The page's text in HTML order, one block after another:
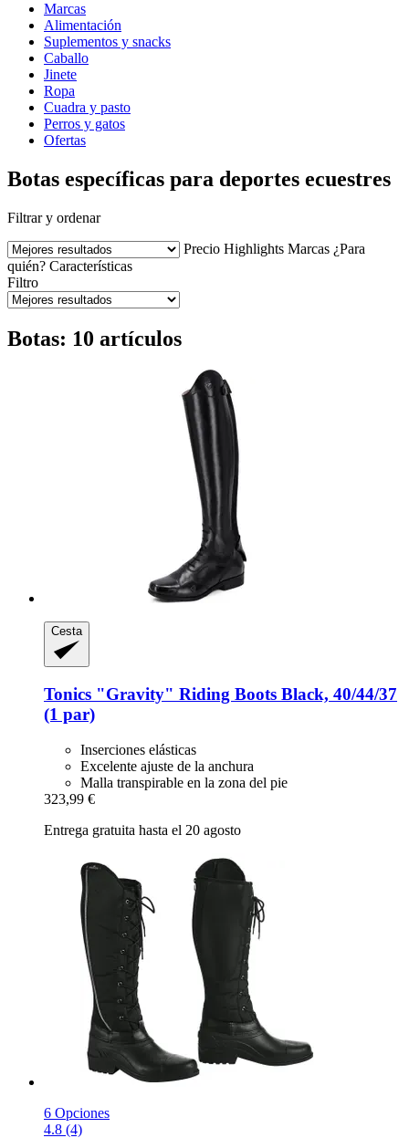
Marcas
Alimentación
Suplementos y snacks
Caballo
Jinete
Ropa
Cuadra y pasto
Perros y gatos
Ofertas
Botas específicas para deportes ecuestres
Filtrar y ordenar
Precio Highlights Marcas ¿Para
quién? Características
Filtro
Botas: 10 artículos
Cesta
Tonics "Gravity" Riding Boots Black, 40/44/37
(1 par)
Inserciones elásticas
Excelente ajuste de la anchura
Malla transpirable en la zona del pie
323,99 €
Entrega gratuita hasta el 20 agosto
6 Opciones
4.8 (4)